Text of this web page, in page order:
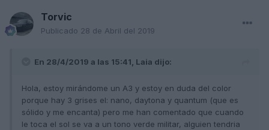
Torvic
Publicado 28 de Abril del 2019
En 28/4/2019 a las 15:41, Laia dijo:
Hola, estoy mirándome un A3 y estoy en duda del color
porque hay 3 grises el: nano, daytona y quantum (que es
sólido y me encanta) pero me han comentado que cuando
le toca el sol se va a un tono verde militar, alguien tendria